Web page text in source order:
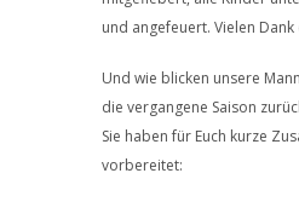
und angefeuert. Vielen Dank
Und wie blicken unsere
die vergangene Saison
Sie haben für Euch kurze
vorbereitet: